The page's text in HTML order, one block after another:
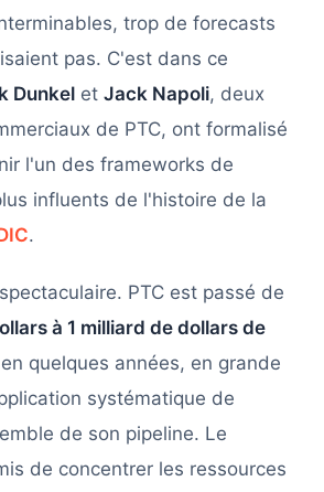
trop de forecasts
pas. C'est dans ce
Dunkel et Jack Napoli, deux
de PTC, ont formalisé
l'un des frameworks de
influents de l'histoire de la
.
PTC est passé de
à 1 milliard de dollars de
en quelques années, en grande
systématique de
de son pipeline. Le
de concentrer les ressources